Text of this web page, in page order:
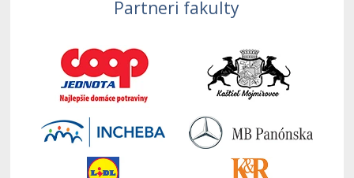
Partneri fakulty